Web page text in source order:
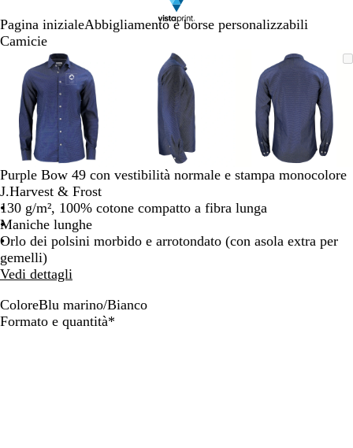
Pagina inizialeAbbigliamento e borse personalizzabili
Camicie
L’immagine
può
essere
ingrandita
Ingrandito
a
minimo
Clicca
per
allargare
Usa
i
comandi
+
e
+
per
ingrandire
o
ridurre
e
le
per
L’immagine
può
essere
ingrandita
Ingrandito
a
minimo
Clicca
per
allargare
Usa
comandi
+
e
+
per
ingrandire
ridurre
le
può
essere
ingrandita
Ingrandito
minimo
Clicca
per
allargare
Usa
comandi
per
ingrandire
le
Diapositiva
Purple Bow 49 con vestibilità normale e stampa monocolore
J.Harvest & Frost
130 g/m², 100% cotone compatto a fibra lunga
Maniche lunghe
Orlo dei polsini morbido e arrotondato (con asola extra per
gemelli)
Vedi dettagli
ColoreBlu marino/Bianco
B
Formato e quantità*